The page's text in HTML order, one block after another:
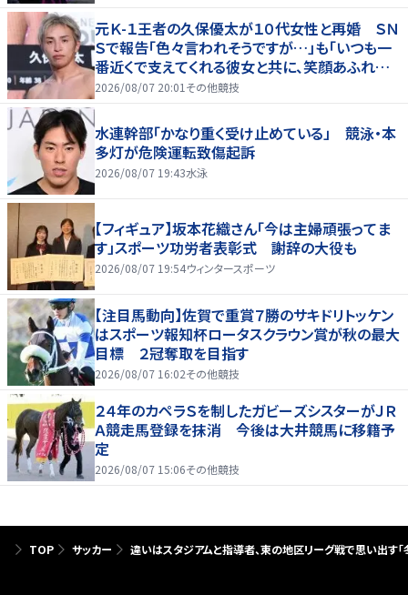
元Ｋ-１王者の久保優太が１０代女性と再婚 ＳＮ
Ｓで報告「色々言われそうですが…」も「いつも一
番近くで支えてくれる彼女と共に、笑顔あふれる
家庭を築いていきたい」
2026/08/07 20:01 その他競技
水連幹部「かなり重く受け止めている」 競泳・本
多灯が危険運転致傷起訴
2026/08/07 19:43水泳
【フィギュア】坂本花織さん「今は主婦頑張ってま
す」スポーツ功労者表彰式 謝辞の大役も
2026/08/07 19:54ウィンタースポーツ
【注目馬動向】佐賀で重賞７勝のサキドリトッケン
はスポーツ報知杯ロータスクラウン賞が秋の最大
目標 ２冠奪取を目指す
2026/08/07 16:02その他競技
２４年のカペラＳを制したガビーズシスターがＪＲ
Ａ競走馬登録を抹消 今後は大井競馬に移籍予
定
2026/08/07 15:06その他競技
TOP サッカー 違いはスタジアムと指導者、東の地区リーグ戦で思い出す